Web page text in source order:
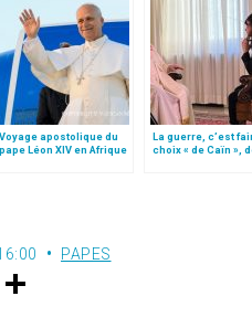
Voyage apostolique du
pape Léon XIV en Afrique
La guerre, c’est
choix « de Caïn »,
PAPES
w